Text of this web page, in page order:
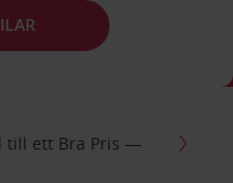
till ett Bra Pris —